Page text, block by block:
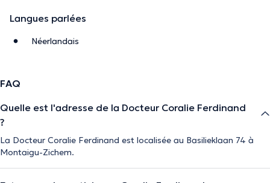
Langues parlées
Néerlandais
FAQ
Quelle est l'adresse de la Docteur Coralie Ferdinand
?
La Docteur Coralie Ferdinand est localisée au Basilieklaan 74 à
Montaigu-Zichem.